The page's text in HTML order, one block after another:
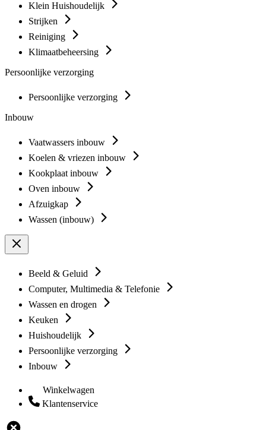
Klein Huishoudelijk
Strijken
Reiniging
Klimaatbeheersing
Persoonlijke verzorging
Persoonlijke verzorging
Inbouw
Vaatwassers inbouw
Koelen & vriezen inbouw
Kookplaat inbouw
Oven inbouw
Afzuigkap
Wassen (inbouw)
Beeld & Geluid
Computer, Multimedia & Telefonie
Wassen en drogen
Keuken
Huishoudelijk
Persoonlijke verzorging
Inbouw
Winkelwagen
Klantenservice